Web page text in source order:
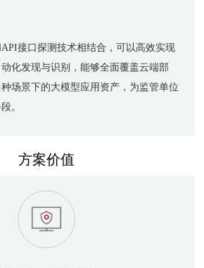
接口探测技术相结合，可以高效实现
化发现与识别，能够全面覆盖云端部
场景下的大模型应用资产，为监管单位
。
方案价值